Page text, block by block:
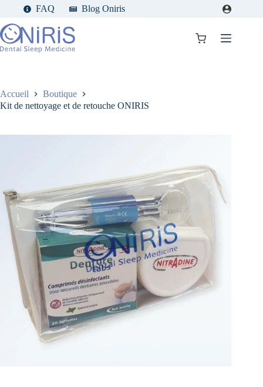
contenu
FAQ Blog Oniris
Panier
Accueil
Boutique
Kit de nettoyage et de retouche ONIRIS